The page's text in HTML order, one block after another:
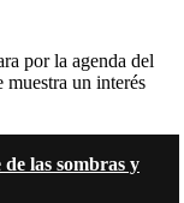
por la agenda del
muestra un interés
las sombras y